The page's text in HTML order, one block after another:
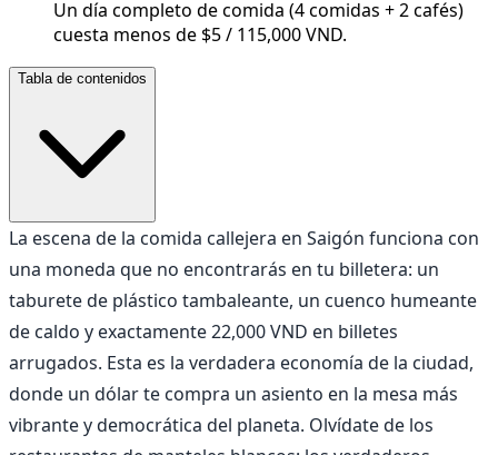
Un día completo de comida (4 comidas + 2 cafés)
cuesta menos de $5 / 115,000 VND.
Tabla de contenidos
La escena de la comida callejera en Saigón funciona con
una moneda que no encontrarás en tu billetera: un
taburete de plástico tambaleante, un cuenco humeante
de caldo y exactamente 22,000 VND en billetes
arrugados. Esta es la verdadera economía de la ciudad,
donde un dólar te compra un asiento en la mesa más
vibrante y democrática del planeta. Olvídate de los